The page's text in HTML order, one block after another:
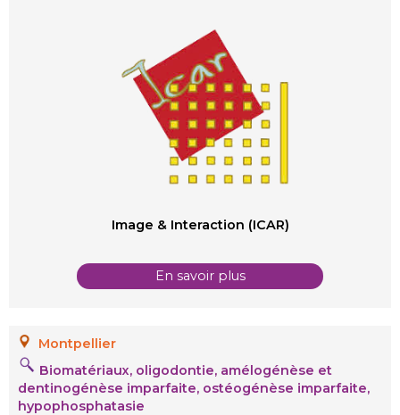
Image & Interaction (ICAR)
En savoir plus
Montpellier
Biomatériaux, oligodontie, amélogénèse et
dentinogénèse imparfaite, ostéogénèse imparfaite,
hypophosphatasie